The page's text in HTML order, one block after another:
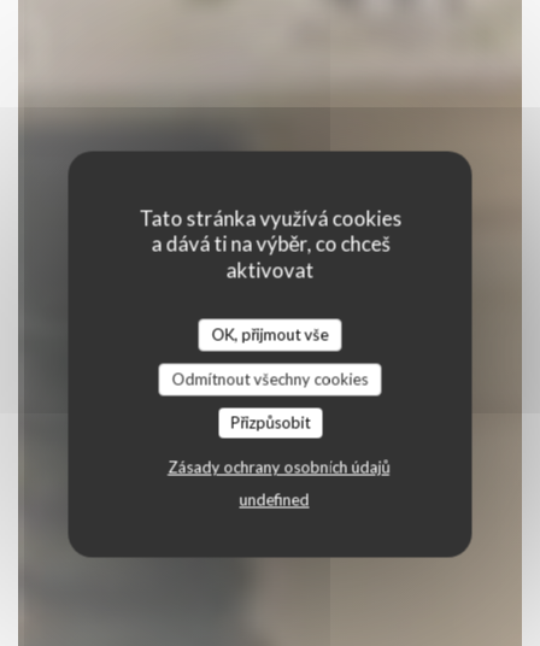
Tato stránka využívá cookies
a dává ti na výběr, co chceš
aktivovat
OK, přijmout vše
Odmítnout všechny cookies
Přizpůsobit
Zásady ochrany osobních údajů
undefined
|TROYES
REZERVOVAT STŮL